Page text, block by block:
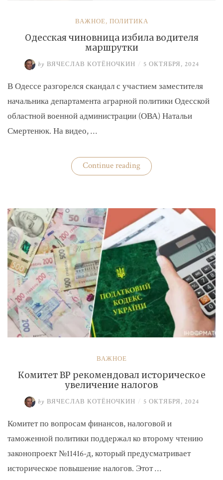
ВАЖНОЕ, ПОЛИТИКА
Одесская чиновница избила водителя
маршрутки
by ВЯЧЕСЛАВ КОТЁНОЧКИН / 5 ОКТЯБРЯ, 2024
В Одессе разгорелся скандал с участием заместителя
начальника департамента аграрной политики Одесской
областной военной администрации (ОВА) Натальи
Смертенюк. На видео, …
Continue reading«Одесская
чиновница
ВАЖНОЕ
Комитет ВР рекомендовал историческое
увеличение налогов
by ВЯЧЕСЛАВ КОТЁНОЧКИН / 5 ОКТЯБРЯ, 2024
Комитет по вопросам финансов, налоговой и
таможенной политики поддержал ко второму чтению
законопроект №11416-д, который предусматривает
историческое повышение налогов. Этот …